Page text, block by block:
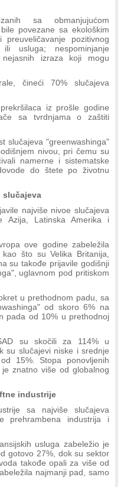
sa obmanjujućom
povezane sa ekološkim
pozitivnog
usluga; nespominjanje
izraza koji mogu
čineći 70% slučajeva
iz prošle godine
sa tvrdnjama o zaštiti
slučajeva "greenwashinga"
nivou, pri čemu su
namerne i sistematske
do štete po životnu
slučajeva
najviše nivoe slučajeva
Azija, Latinska Amerika i
ove godine zabeležila
što su Velika Britanija,
su takođe prijavile godišnji
uglavnom pod pritiskom
u prethodnom padu, sa
od skoro 6% na
pada od 10% u prethodnoj
su skočili za 114% u
su slučajevi niske i srednje
15%. Stopa ponovljenih
znatno više od globalnog
industrije
sa najviše slučajeva
prehrambena industrija i
usluga zabeležio je
gotovo 27%, dok su sektor
takođe opali za više od
najmanji pad, samo